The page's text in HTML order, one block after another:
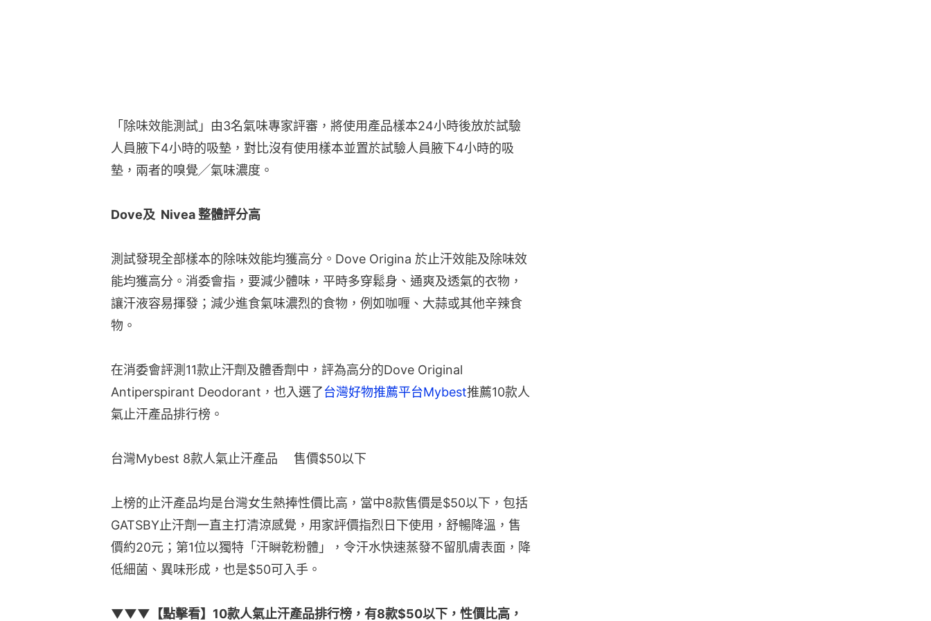
「除味效能測試」由3名氣味專家評審，將使用產品樣本24小時後放於試驗
人員腋下4小時的吸墊，對比沒有使用樣本並置於試驗人員腋下4小時的吸
墊，兩者的嗅覺╱氣味濃度。
Dove及  Nivea 整體評分高
測試發現全部樣本的除味效能均獲高分。Dove Origina 於止汗效能及除味效
能均獲高分。消委會指，要減少體味，平時多穿鬆身、通爽及透氣的衣物，
讓汗液容易揮發；減少進食氣味濃烈的食物，例如咖喱、大蒜或其他辛辣食
物。
在消委會評測11款止汗劑及體香劑中，評為高分的Dove Original
Antiperspirant Deodorant，也入選了台灣好物推薦平台Mybest推薦10款人
氣止汗產品排行榜。
台灣Mybest 8款人氣止汗產品 　售價$50以下
上榜的止汗產品均是台灣女生熱捧性價比高，當中8款售價是$50以下，包括
GATSBY止汗劑一直主打清涼感覺，用家評價指烈日下使用，舒暢降溫，售
價約20元；第1位以獨特「汗瞬乾粉體」，令汗水快速蒸發不留肌膚表面，降
低細菌、異味形成，也是$50可入手。
▼▼▼【點擊看】10款人氣止汗產品排行榜，有8款$50以下，性價比高，